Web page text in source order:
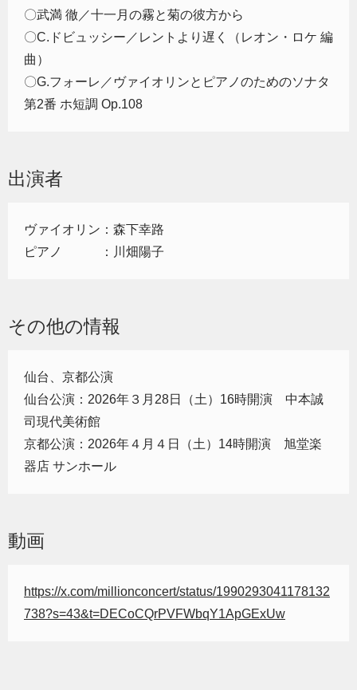
〇武満 徹／十一月の霧と菊の彼方から
〇C.ドビュッシー／レントより遅く（レオン・ロケ 編
曲）
〇G.フォーレ／ヴァイオリンとピアノのためのソナタ
第2番 ホ短調 Op.108
出演者
ヴァイオリン：森下幸路
ピアノ ：川畑陽子
その他の情報
仙台、京都公演
仙台公演：2026年３月28日（土）16時開演 中本誠
司現代美術館
京都公演：2026年４月４日（土）14時開演 旭堂楽
器店 サンホール
動画
https://x.com/millionconcert/status/1990293041178132
738?s=43&t=DECoCQrPVFWbqY1ApGExUw